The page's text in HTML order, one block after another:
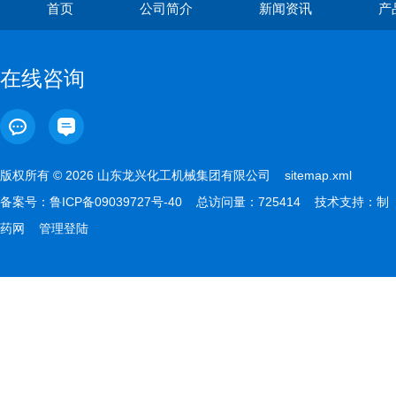
首页 公司简介 新闻资讯 产
在线咨询
版权所有 © 2026 山东龙兴化工机械集团有限公司 sitemap.xml
备案号： 鲁ICP备09039727号-40 总访问量：725414 技术支持： 制
药网
管理登陆